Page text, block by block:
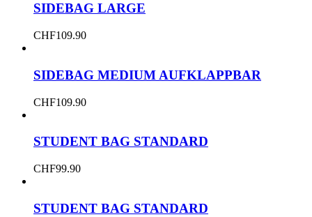
SIDEBAG LARGE
CHF109.90
SIDEBAG MEDIUM AUFKLAPPBAR
CHF109.90
STUDENT BAG STANDARD
CHF99.90
STUDENT BAG STANDARD